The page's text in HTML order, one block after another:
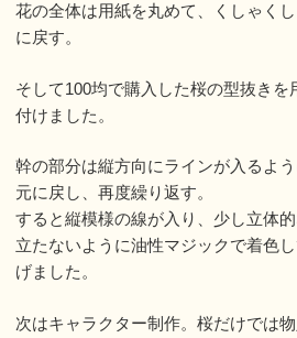
花の全体は用紙を丸めて、くしゃく
に戻す。
そして100均で購入した桜の型抜きを
付けました。
幹の部分は縦方向にラインが入るよ
元に戻し、再度繰り返す。
すると縦模様の線が入り、少し立体
立たないように油性マジックで着色
げました。
次はキャラクター制作。桜だけでは